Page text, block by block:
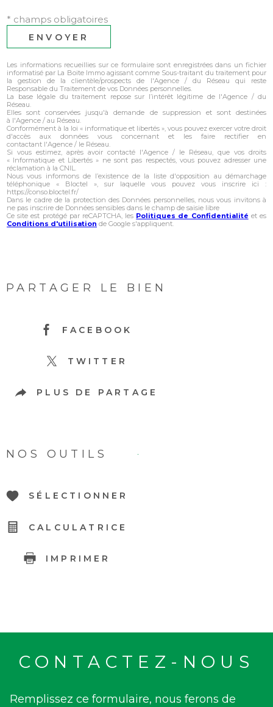
* champs obligatoires
ENVOYER
Les informations recueillies sur ce formulaire sont enregistrées dans un fichier
informatisé par La Boite Immo agissant comme Sous-traitant du traitement pour
la gestion de la clientèle/prospects de l'Agence / du Réseau qui reste
Responsable du Traitement de vos Données personnelles.
La base légale du traitement repose sur l’intérêt légitime de l'Agence / du
Réseau.
Elles sont conservées jusqu'à demande de suppression et sont destinées
à l'Agence / au Réseau.
Conformément à la loi « informatique et libertés », vous pouvez exercer votre droit
d'accès aux données vous concernant et les faire rectifier en
contactant l'Agence / le Réseau.
Si vous estimez, après avoir contacté l'Agence / le Réseau, que vos droits
« Informatique et Libertés » ne sont pas respectés, vous pouvez adresser une
réclamation à la CNIL.
Nous vous informons de l’existence de la liste d'opposition au démarchage
téléphonique « Bloctel », sur laquelle vous pouvez vous inscrire ici :
https://conso.bloctel.fr/
Dans le cadre de la protection des Données personnelles, nous vous invitons à
ne pas inscrire de Données sensibles dans le champ de saisie libre
Ce site est protégé par reCAPTCHA, les Politiques de Confidentialité et es
Conditions d'utilisation de Google s'appliquent.
PARTAGER LE BIEN
FACEBOOK
TWITTER
PLUS DE PARTAGE
NOS OUTILS
SÉLECTIONNER
CALCULATRICE
IMPRIMER
CONTACTEZ-NOUS
Remplissez ce formulaire, nous ferons de